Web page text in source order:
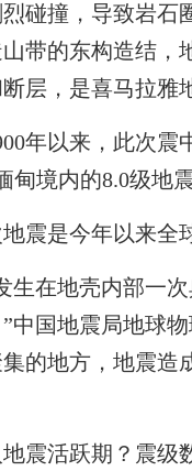
碰撞，导致岩石
带的东构造结
层，是喜马拉雅
以来，此次震
甸境内的8.0级地震
是今年以来全球
在地壳内部一次
中国地震局地球
的地方，地震造
震活跃期？震级